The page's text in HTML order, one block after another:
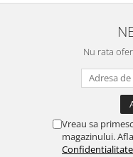
Nu rata
Vreau sa
magazinului.
Confidentialitate